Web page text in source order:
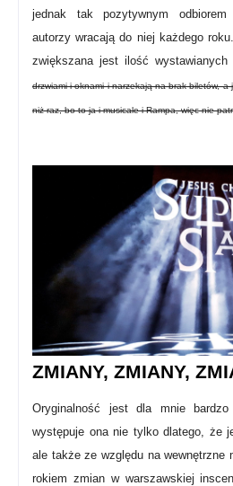
jednak tak pozytywnym
autorzy wracają do niej każdego
zwiększana jest ilość wystawianych
drzwiami i oknami i narzekają na brak biletów,
niż raz, bo to ja i musicale i Rampa, więc nie
ZMIANY, ZMIANY,
Oryginalność jest dla mnie
występuje ona nie tylko dlatego, że
ale także ze względu na wewnętrzne
rokiem zmian w warszawskiej